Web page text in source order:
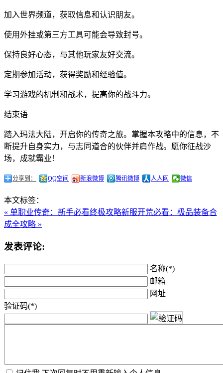
加入世界频道，获取信息和认识朋友。
使用外挂或第三方工具可能会导致封号。
保持良好心态，与其他玩家友好交流。
定期参加活动，获得奖励和经验值。
学习游戏的机制和战术，提高你的战斗力。
结束语
踏入玛法大陆，开启你的传奇之旅。掌握本攻略中的信息，不
断提升自身实力，与志同道合的伙伴并肩作战。愿你征战沙
场，成就霸业！
分享到： QQ空间 新浪微博 腾讯微博 人人网 微信
本文标签：
« 单职业传奇：新手必看终极攻略新服开荒必看：极品装备合
成全攻略 »
发表评论:
名称(*)
邮箱
网址
验证码(*)